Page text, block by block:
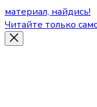
материал, найдись!
Читайте только